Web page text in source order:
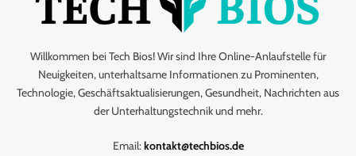
Willkommen bei Tech Bios! Wir sind Ihre Online-Anlaufstelle für
Neuigkeiten, unterhaltsame Informationen zu Prominenten,
Technologie, Geschäftsaktualisierungen, Gesundheit, Nachrichten aus
der Unterhaltungstechnik und mehr.
Email:kontakt@techbios.de